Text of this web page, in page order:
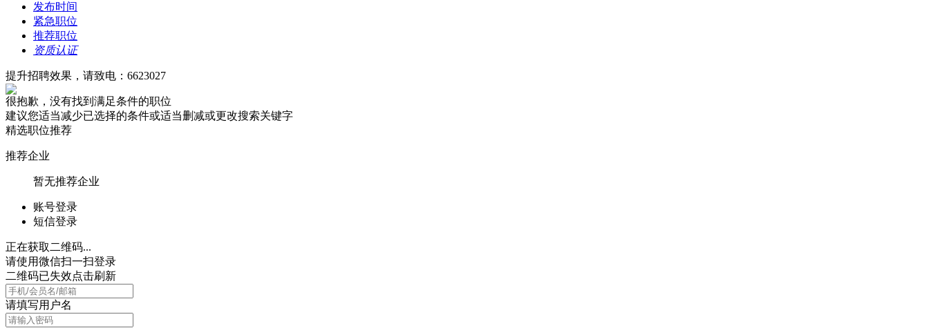
发布时间
紧急职位
推荐职位
资质认证
提升招聘效果，请致电：6623027
很抱歉，没有找到满足条件的职位
建议您适当减少已选择的条件或适当删减或更改搜索关键字
精选职位推荐
推荐企业
暂无推荐企业
账号登录
短信登录
正在获取二维码...
请使用微信扫一扫登录
二维码已失效点击刷新
请填写用户名